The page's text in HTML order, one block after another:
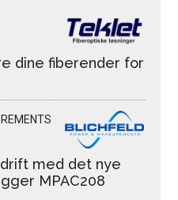
dine fiberender for
med det nye
MPAC208